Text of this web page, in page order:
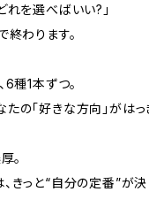
れを選べばいい?」
わります。
種1本ずつ。
の「好きな方向」がはっ
。
きっと“自分の定番”が決